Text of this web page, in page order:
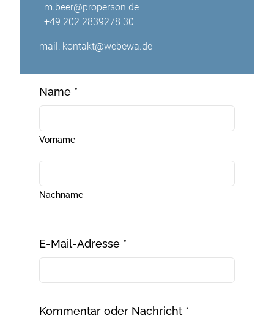
m.beer@properson.de
+49 202 2839278 30
mail: kontakt@webewa.de
Name *
Vorname
Nachname
E-Mail-Adresse *
Kommentar oder Nachricht *